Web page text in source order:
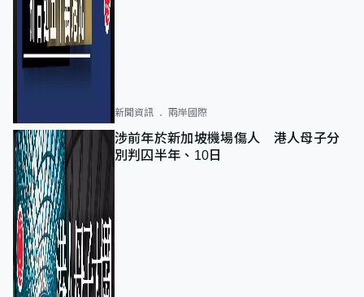
新聞資訊 兩岸國際
涉前年於新加坡機場傷人 港人母子分
別判囚半年、10日